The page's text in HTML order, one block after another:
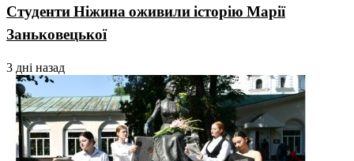
Студенти Ніжина оживили історію Марії
Заньковецької
3 дні назад